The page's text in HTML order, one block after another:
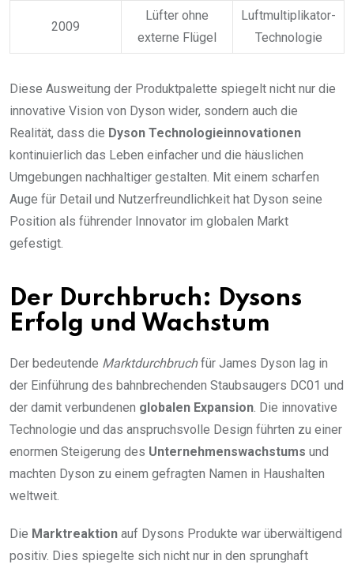
2009
Lüfter ohne
externe Flügel
Luftmultiplikator-
Technologie
Diese Ausweitung der Produktpalette spiegelt nicht nur die
innovative Vision von Dyson wider, sondern auch die
Realität, dass die Dyson Technologieinnovationen
kontinuierlich das Leben einfacher und die häuslichen
Umgebungen nachhaltiger gestalten. Mit einem scharfen
Auge für Detail und Nutzerfreundlichkeit hat Dyson seine
Position als führender Innovator im globalen Markt
gefestigt.
Der Durchbruch: Dysons
Erfolg und Wachstum
Der bedeutende Marktdurchbruchfür James Dyson lag in
der Einführung des bahnbrechenden Staubsaugers DC01 und
der damit verbundenen globalen Expansion. Die innovative
Technologie und das anspruchsvolle Design führten zu einer
enormen Steigerung des Unternehmenswachstums und
machten Dyson zu einem gefragten Namen in Haushalten
weltweit.
Die Marktreaktion auf Dysons Produkte war überwältigend
positiv. Dies spiegelte sich nicht nur in den sprunghaft